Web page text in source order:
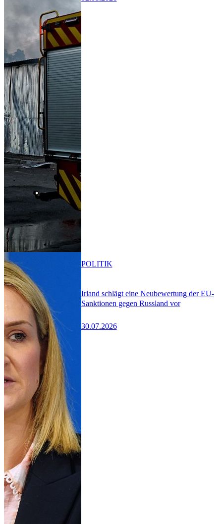
Irland schlägt eine Neubewertung der EU-
Sanktionen gegen Russland vor
30.07.2026
POLITIK